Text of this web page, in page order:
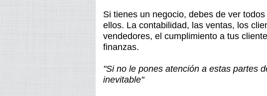
Si tienes un negocio, debes de ver
ellos. La contabilidad, las ventas, los
vendedores, el cumplimiento a tus
finanzas.
"Si no le pones atención a estas partes
inevitable"